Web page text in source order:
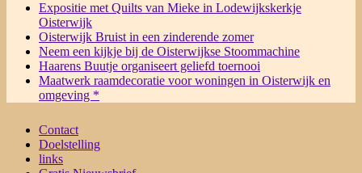
Expositie met Quilts van Mieke in Lodewijkskerkje
Oisterwijk
Oisterwijk Bruist in een zinderende zomer
Neem een kijkje bij de Oisterwijkse Stoommachine
Haarens Buutje organiseert geliefd toernooi
Maatwerk raamdecoratie voor woningen in Oisterwijk en
omgeving *
Contact
Doelstelling
links